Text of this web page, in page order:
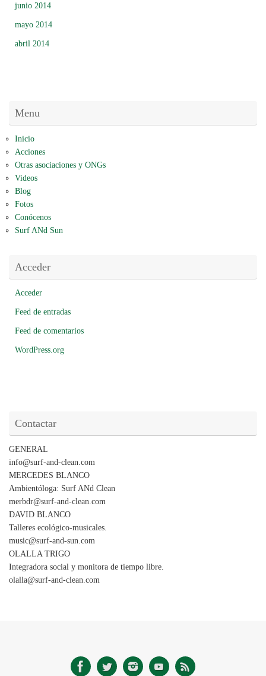
junio 2014
mayo 2014
abril 2014
Menu
Inicio
Acciones
Otras asociaciones y ONGs
Videos
Blog
Fotos
Conócenos
Surf ANd Sun
Acceder
Acceder
Feed de entradas
Feed de comentarios
WordPress.org
Contactar
GENERAL
info@surf-and-clean.com
MERCEDES BLANCO
Ambientóloga: Surf ANd Clean
merbdr@surf-and-clean.com
DAVID BLANCO
Talleres ecológico-musicales.
music@surf-and-sun.com
OLALLA TRIGO
Integradora social y monitora de tiempo libre.
olalla@surf-and-clean.com